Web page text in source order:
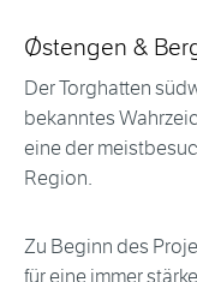
Østengen &
Der Torghatten
bekanntes
eine der
Region.
Zu Beginn des
für eine immer